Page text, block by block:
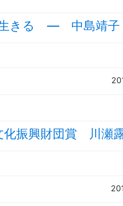
生きる ― 中島靖
振興財団賞 川瀬